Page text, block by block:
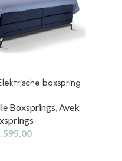
boxspring
Boxsprings,Avek